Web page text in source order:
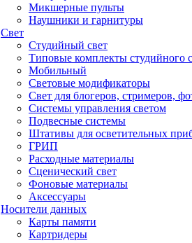
Микшерные пульты
Наушники и гарнитуры
Свет
Студийный свет
Типовые комплекты студийного
Мобильный
Световые модификаторы
Свет для блогеров, стримеров,
Системы управления светом
Подвесные системы
Штативы для осветительных
ГРИП
Расходные материалы
Сценический свет
Фоновые материалы
Аксессуары
Носители данных
Карты памяти
Картридеры